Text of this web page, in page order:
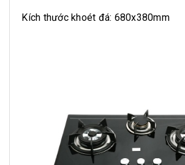
Kích thước khoét đá: 680x380mm